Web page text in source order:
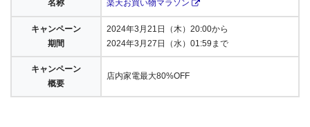
名称
楽天お買い物マラソン
キャンペーン
期間
2024年3月21日（木）20:00から
2024年3月27日（水）01:59まで
キャンペーン
概要
店内家電最大80%OFF